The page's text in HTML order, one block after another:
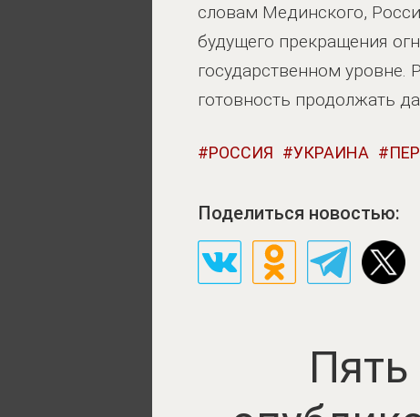
словам Мединского,
будущего прекращения
государственном уровне.
готовность продолжать
РОССИЯ УКРАИНА
Поделиться новостью: